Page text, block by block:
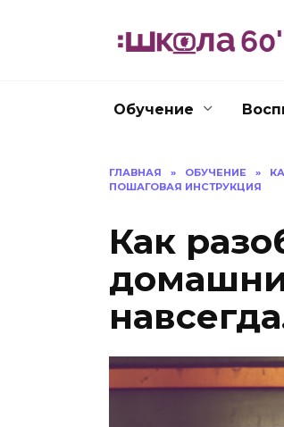
Обучение
ГЛАВНАЯ » ОБУЧЕНИЕ »
ПОШАГОВАЯ ИНСТРУКЦИЯ
Как